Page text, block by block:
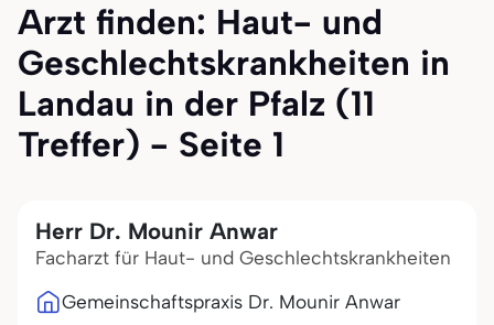
Arzt finden: Haut- und
Geschlechtskrankheiten in
Landau in der Pfalz (11
Treffer) - Seite 1
Herr Dr. Mounir Anwar
Facharzt für Haut- und Geschlechtskrankheiten
Gemeinschaftspraxis Dr. Mounir Anwar